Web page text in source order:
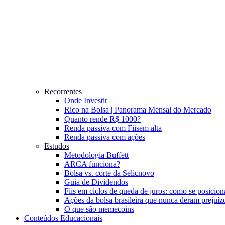
Recorrentes
Onde Investir
Rico na Bolsa | Panorama Mensal do Mercado
Quanto rende R$ 1000?
Renda passiva com Fiisem alta
Renda passiva com ações
Estudos
Metodologia Buffett
ARCA funciona?
Bolsa vs. corte da Selicnovo
Guia de Dividendos
Fiis em ciclos de queda de juros: como se
Ações da bolsa brasileira que nunca deram
O que são memecoins
Conteúdos Educacionais